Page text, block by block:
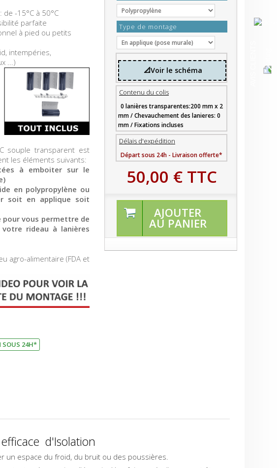
-15°C à 50°C
parfaite
à pied ou petits
intempéries,
...)
souple transparent est
les éléments suivants:
à emboiter sur le
en polypropylène ou
soit en applique soit
vous permettre de
rideau à lanières
agro-alimentaire (FDA et
SOUS 24H*
Type de montage
📐Voir le schéma
Contenu du colis
0 lanières transparentes:200 mm x 2
mm / Chevauchement des lanieres: 0
mm / Fixations incluses
Délais d'expédition
Départ sous 24h - Livraison offerte*
50,00 €TTC
AJOUTER
AU PANIER
d'Isolation
un espace du froid, du bruit ou des poussières.